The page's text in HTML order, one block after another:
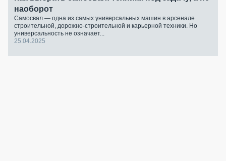
наоборот
Самосвал — одна из самых универсальных машин в арсенале
строительной, дорожно-строительной и карьерной техники. Но
универсальность не означает...
25.04.2025